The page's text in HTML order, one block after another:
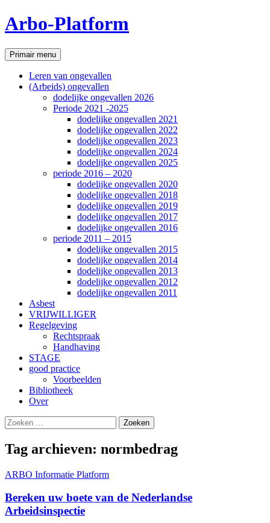
Ga
naar
inhoud
Arbo-Platform
Zoeken
Primair menu
Leren van ongevallen
(Arbeids) ongevallen
dodelijke ongevallen 2026
Periode 2021 -2025
dodelijke ongevallen 2021
dodelijke ongevallen 2022
dodelijke ongevallen 2023
dodelijke ongevallen 2024
dodelijke ongevallen 2025
periode 2016 – 2020
dodelijke ongevallen 2020
dodelijke ongevallen 2018
dodelijke ongevallen 2019
dodelijke ongevallen 2017
dodelijke ongevallen 2016
periode 2011 – 2015
dodelijke ongevallen 2015
dodelijke ongevallen 2014
dodelijke ongevallen 2013
dodelijke ongevallen 2012
dodelijke ongevallen 2011
Asbest
VRIJWILLIGER
Regelgeving
Rechtspraak
Handhaving
STAGE
good practice
Voorbeelden
Bibliotheek
Over
Zoeken
naar:
Gebruik
de
pijltjes
op
een
Tag archieven: normbedrag
ARBO Informatie Platform
Bereken uw boete van de Nederlandse
Arbeidsinspectie